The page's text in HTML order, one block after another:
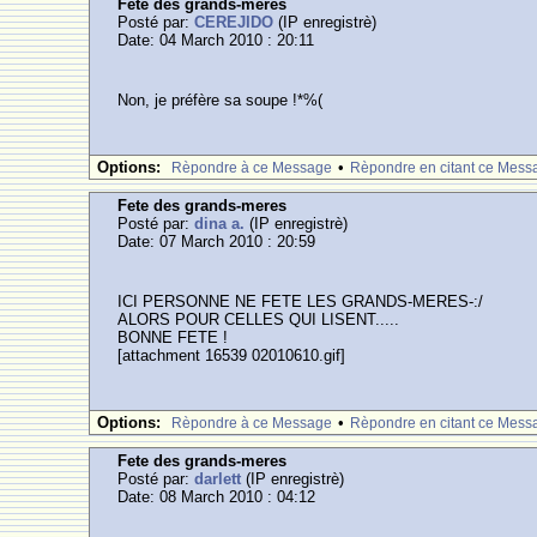
Fete des grands-meres
Posté par:CEREJIDO (IP enregistrè)
Date: 04 March 2010 : 20:11
Non, je préfère sa soupe !*%(
Options: Rèpondre à ce Message • Rèpondre en citant ce
Fete des grands-meres
Posté par:dina a. (IP enregistrè)
Date: 07 March 2010 : 20:59
ICI PERSONNE NE FETE LES GRANDS-MERES-:/
ALORS POUR CELLES QUI LISENT.....
BONNE FETE !
[attachment 16539 02010610.gif]
Options: Rèpondre à ce Message • Rèpondre en citant ce
Fete des grands-meres
Posté par:darlett (IP enregistrè)
Date: 08 March 2010 : 04:12